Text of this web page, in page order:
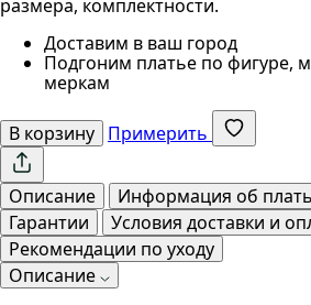
размера, комплектности.
Доставим в ваш город
Подгоним платье по фигуре,
меркам
В корзину Примерить
Описание Информация об
Гарантии
Условия доставки и
Рекомендации по уходу
Описание